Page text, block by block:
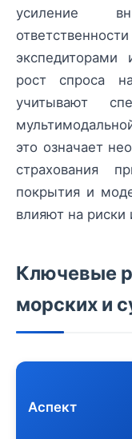
усиление
экспедиторами
рост спроса
учитывают
это означает
страхования
покрытия и
влияют на
Ключевые
морских и
Аспект